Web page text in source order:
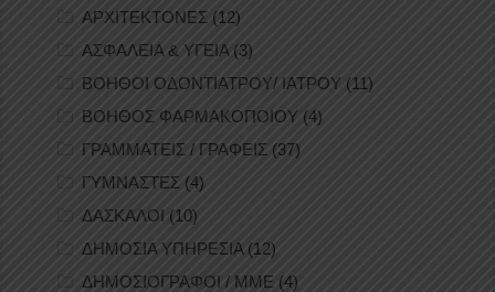
ΑΡΧΙΤΕΚΤΟΝΕΣ (12)
ΑΣΦΑΛΕΙΑ & ΥΓΕΙΑ (3)
ΒΟΗΘΟΙ ΟΔΟΝΤΙΑΤΡΟΥ/ ΙΑΤΡΟΥ (11)
ΒΟΗΘΟΣ ΦΑΡΜΑΚΟΠΟΙΟΥ (4)
ΓΡΑΜΜΑΤΕΙΣ / ΓΡΑΦΕΙΣ (37)
ΓΥΜΝΑΣΤΕΣ (4)
ΔΑΣΚΑΛΟΙ (10)
ΔΗΜΟΣΙΑ ΥΠΗΡΕΣΙΑ(12)
ΔΗΜΟΣΙΟΓΡΑΦΟΙ / ΜΜΕ (4)